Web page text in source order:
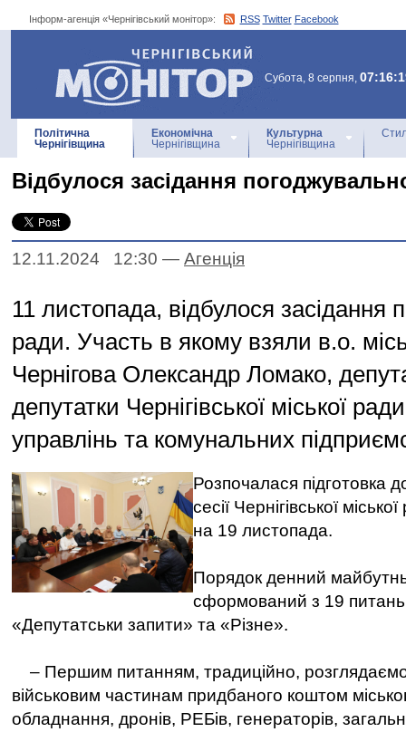
Інформ-агенція «Чернігівський монітор»: RSS Twitter Facebook
Інформ-агенція
«Чернігівський монітор»
Субота, 8 серпня,
Політична
Чернігівщина
Економічна
Чернігівщина
Культурна
Чернігівщина
Відбулося засідання
12.11.2024 12:30 — Агенцiя
11 листопада, відбулося засідання
ради. Участь в якому взяли в.о.
Чернігова Олександр Ломако,
депутатки Чернігівської міської
управлінь та комунальних
Розпочалася підготовка
сесії Чернігівської
на 19 листопада.
Порядок денний
сформований з 19
«Депутатськи запити» та «Різне».
– Першим питанням, традиційно,
військовим частинам придбаного коштом
обладнання, дронів, РЕБів, генераторів,